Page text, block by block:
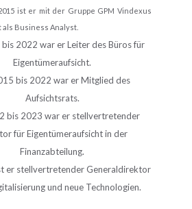
ist er mit der Gruppe GPM Vindexus
Business Analyst.
2022 war er Leiter des Büros für
Eigentümeraufsicht.
bis 2022 war er Mitglied des
Aufsichtsrats.
bis 2023 war er stellvertretender
für Eigentümeraufsicht in der
Finanzabteilung.
er stellvertretender Generaldirektor
und neue Technologien.